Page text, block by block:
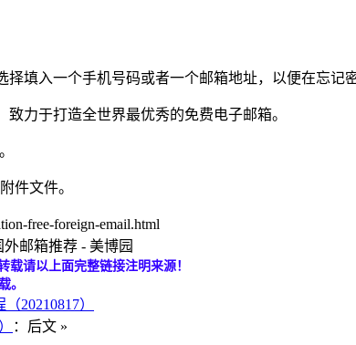
填入一个手机号码或者一个邮箱地址，以便在忘记
力于打造全世界最优秀的免费电子邮箱。
件文件。
free-foreign-email.html
邮箱推荐 - 美博园
请以上面完整链接注明来源！
。
20210817）
：后文 »